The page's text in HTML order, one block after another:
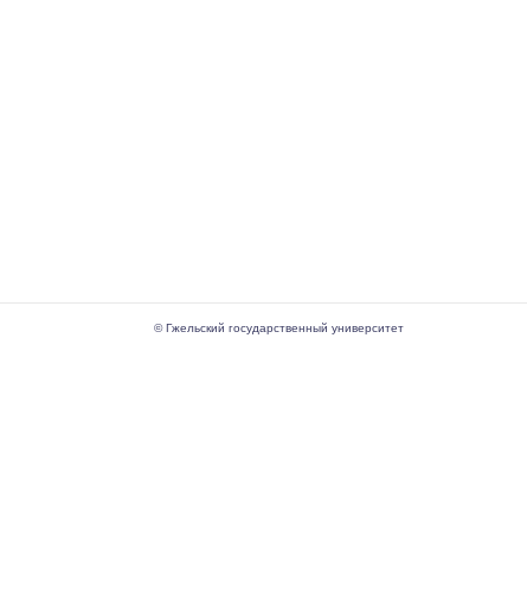
© Гжельский государственный университет